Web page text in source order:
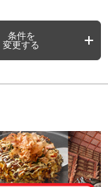
条件を
変更する